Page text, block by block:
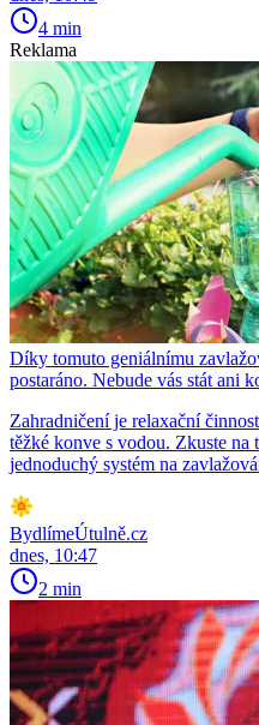
4 min
Reklama
Díky tomuto geniálnímu
postaráno. Nebude vás stát ani
Zahradničení je relaxační
těžké konve s vodou. Zkuste na
jednoduchý systém na
BydlímeÚtulně.cz
dnes, 10:47
2 min